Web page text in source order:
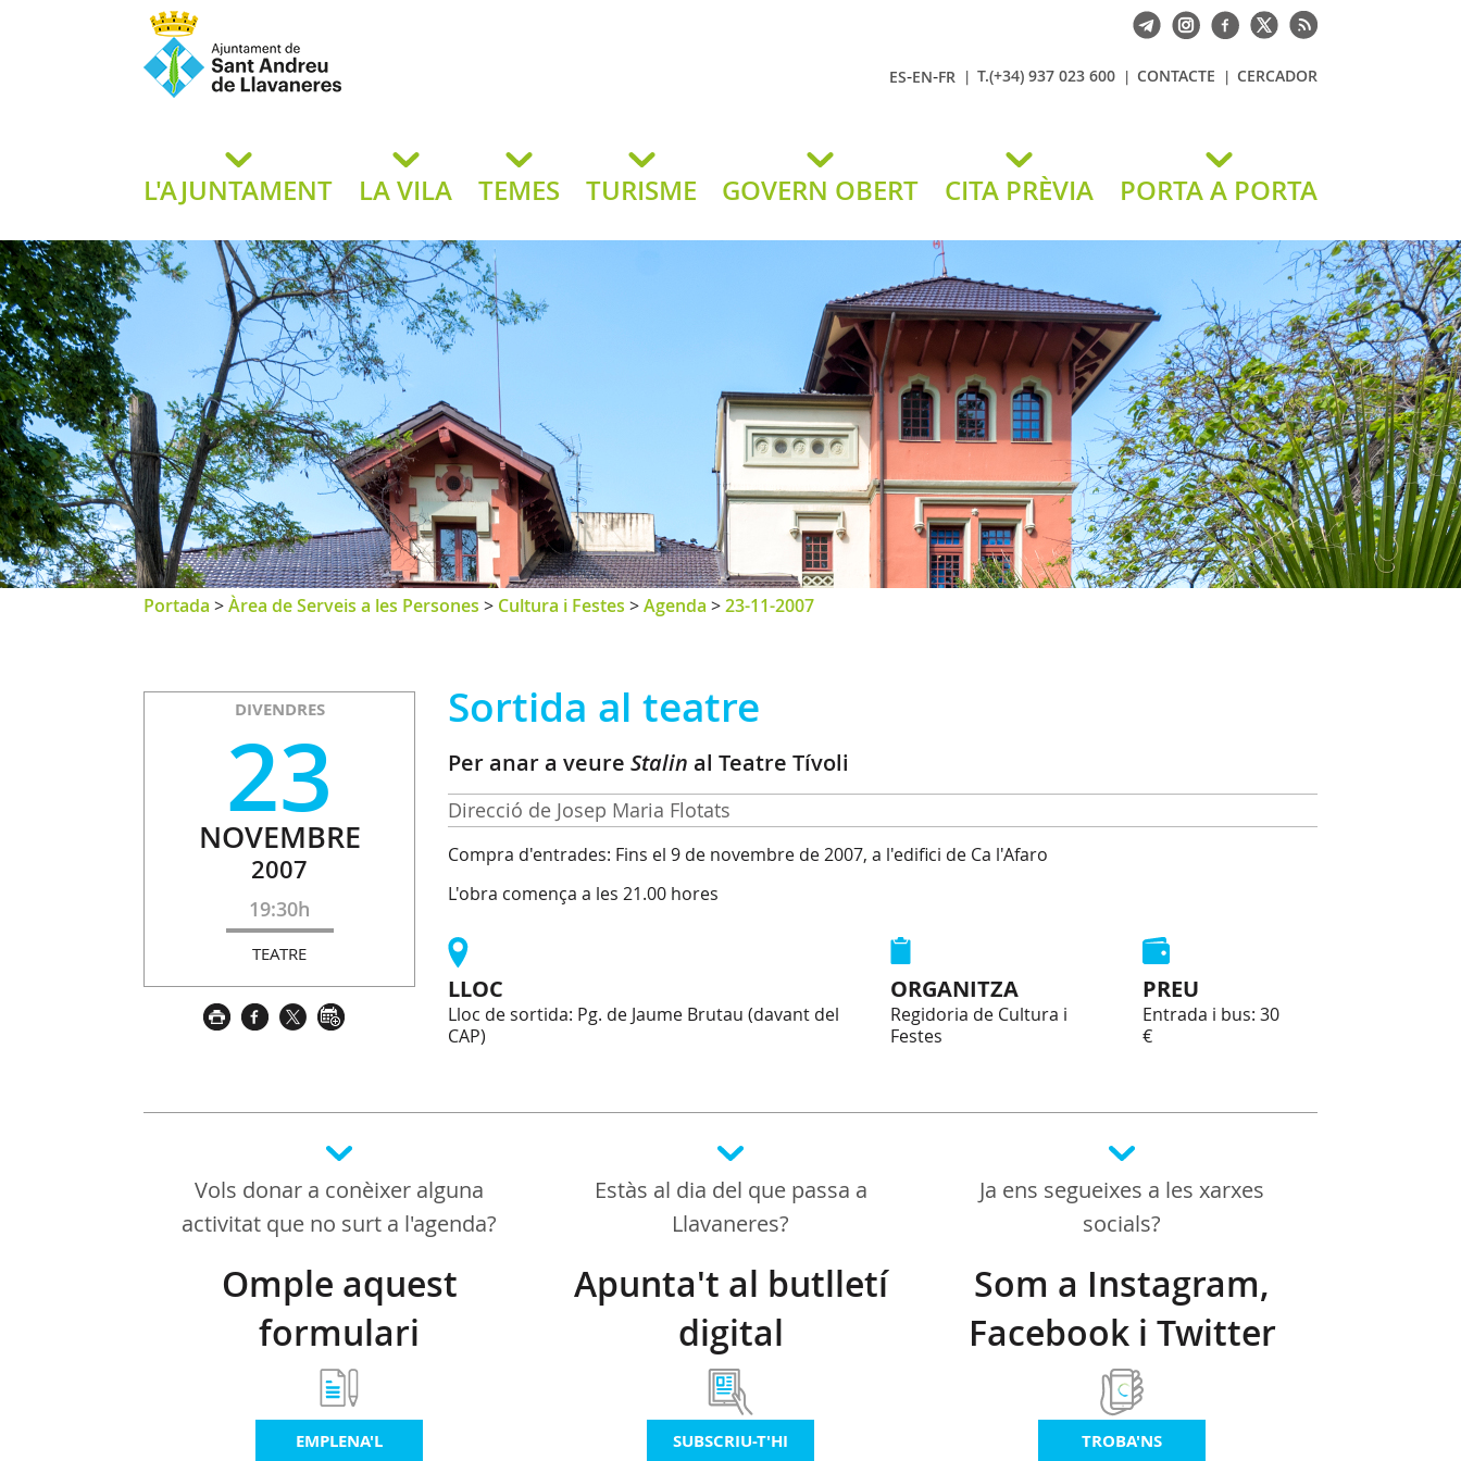
de Llavaneres
ES-EN-FR T.(+34) 937 023 600 CONTACTE CERCADOR
L'AJUNTAMENT LA VILA TEMES TURISME GOVERN OBERT CITA PRÈVIA PORTA A PORTA
Portada >Àrea de Serveis a les Persones > Cultura i Festes >Agenda >23-11-2007
DIVENDRES
23
NOVEMBRE
2007
19:30h
TEATRE
Sortida al teatre
Per anar a veure Stalin al Teatre Tívoli
Direcció de Josep Maria Flotats
Compra d'entrades: Fins el 9 de novembre de 2007, a l'edifici de Ca l'Afaro
L'obra comença a les 21.00 hores
LLOC
Lloc de sortida: Pg. de Jaume Brutau (davant del
CAP)
ORGANITZA
Regidoria de Cultura i
Festes
PREU
Entrada i bus: 30
€
Vols donar a conèixer alguna
activitat que no surt a l'agenda?
Omple aquest
formulari
EMPLENA'L
Estàs al dia del que passa a
Llavaneres?
Apunta't al butlletí
digital
SUBSCRIU-T'HI
Ja ens segueixes a les xarxes
socials?
Som a Instagram,
Facebook i Twitter
TROBA'NS